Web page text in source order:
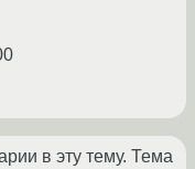
в эту тему. Тема